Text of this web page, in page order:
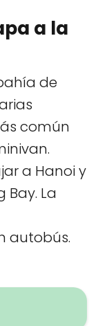
a la
de
común
a Hanoi y
La
autobús.